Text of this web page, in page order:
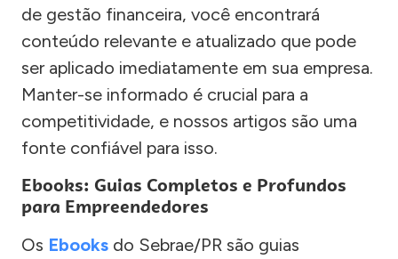
de gestão financeira, você encontrará
conteúdo relevante e atualizado que pode
ser aplicado imediatamente em sua empresa.
Manter-se informado é crucial para a
competitividade, e nossos artigos são uma
fonte confiável para isso.
Ebooks: Guias Completos e Profundos
para Empreendedores
Os Ebooks do Sebrae/PR são guias